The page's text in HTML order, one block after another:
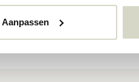
Aanpassen